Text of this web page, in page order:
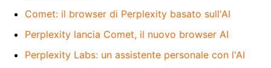
Comet: il browser di Perplexity basato sull'AI
Perplexity lancia Comet, il nuovo browser AI
Perplexity Labs: un assistente personale con l'AI